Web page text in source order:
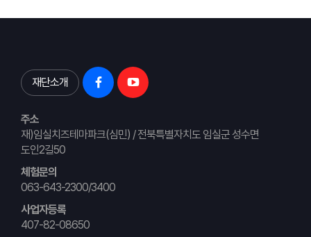
재단소개
주소
재)임실치즈테마파크(심민) / 전북특별자치도 임실군 성수면
도인2길50
체험문의
063-643-2300/3400
사업자등록
407-82-08650